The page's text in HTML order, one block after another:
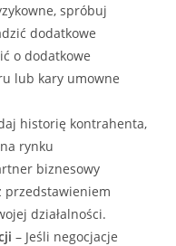
spróbuj
dodatkowe
o dodatkowe
lub kary umowne
historię kontrahenta,
rynku
biznesowy
przedstawieniem
działalności.
– Jeśli negocjacje